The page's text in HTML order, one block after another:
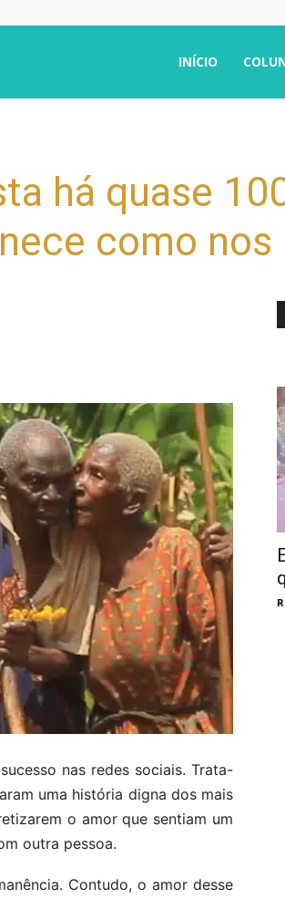
INÍCIO
há quase
como
nas redes sociais. Trata-
uma história digna dos mais
o amor que sentiam um
outra pessoa.
Contudo, o amor desse